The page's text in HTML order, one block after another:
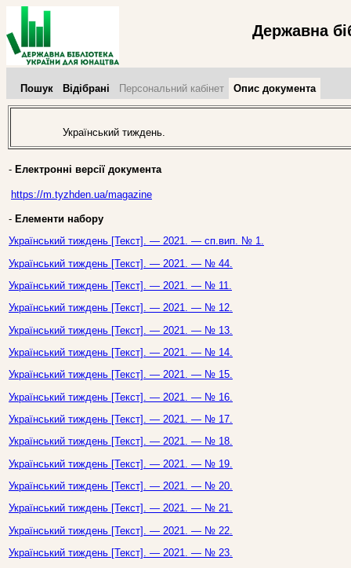
Державна
Пошук Відібрані Персональний кабінет Опис документа
Український тиждень.
- Електронні версії документа
https://m.tyzhden.ua/magazine
- Елементи набору
Український тиждень [Текст]. — 2021. — сп.вип. № 1.
Український тиждень [Текст]. — 2021. — № 44.
Український тиждень [Текст]. — 2021. — № 11.
Український тиждень [Текст]. — 2021. — № 12.
Український тиждень [Текст]. — 2021. — № 13.
Український тиждень [Текст]. — 2021. — № 14.
Український тиждень [Текст]. — 2021. — № 15.
Український тиждень [Текст]. — 2021. — № 16.
Український тиждень [Текст]. — 2021. — № 17.
Український тиждень [Текст]. — 2021. — № 18.
Український тиждень [Текст]. — 2021. — № 19.
Український тиждень [Текст]. — 2021. — № 20.
Український тиждень [Текст]. — 2021. — № 21.
Український тиждень [Текст]. — 2021. — № 22.
Український тиждень [Текст]. — 2021. — № 23.